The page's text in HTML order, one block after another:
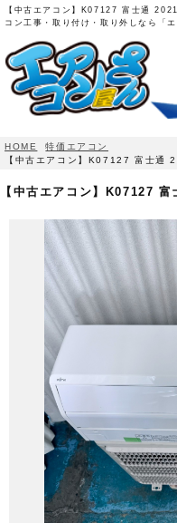
【中古エアコン】K07127 富士通
コン工事・取り付け・取り外しなら「エ
HOME
特価エアコン
【中古エアコン】K07127 富士通
【中古エアコン】K07127